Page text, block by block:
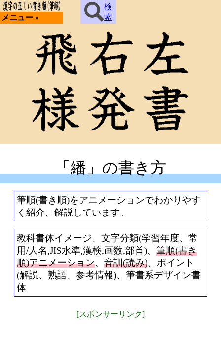
メニュー »
検
索
「繙」の書き方
筆順(書き順)をアニメーションでわかりやす
く紹介、解説しています。
教科書体イメージ、文字分類(学習年度、常
用/人名,JIS水準,漢検,画数,部首)、 筆順(書き
順)アニメーション、 音訓(読み)、ポイント
(解説、熟語、参考情報)、筆書系デザイン書
体
[スポンサーリンク]